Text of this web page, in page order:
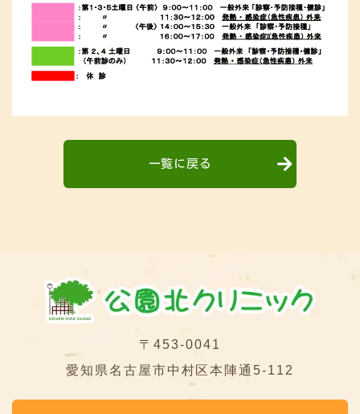
一覧に戻る
〒453-0041
愛知県名古屋市中村区本陣通5-112